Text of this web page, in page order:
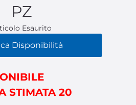
PZ
Esaurito
Disponibilità
STIMATA 20